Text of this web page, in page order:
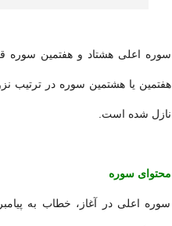
هفتمین یا هشتمین سوره در ترتیب
نازل شده است.
محتواى سوره
سوره اعلى در آغاز، خطاب به